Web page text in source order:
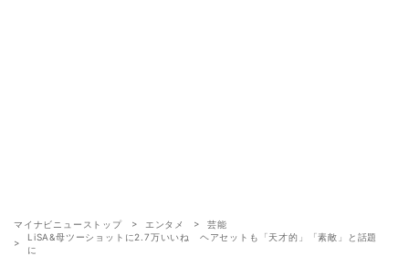
マイナビニューストップ エンタメ
芸能
LiSA&母ツーショットに2.7万いいね ヘアセットも「天才的」「素敵」と話題
に